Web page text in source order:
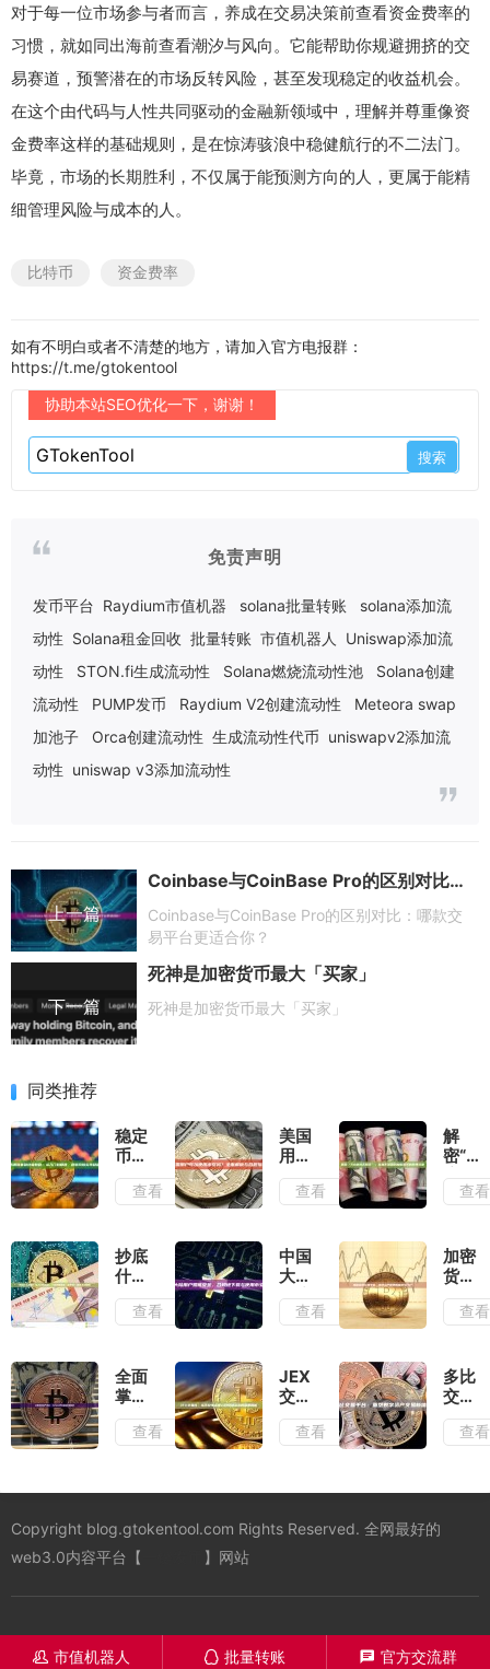
对于每一位市场参与者而言，养成在交易决策前查看资金费率的
习惯，就如同出海前查看潮汐与风向。它能帮助你规避拥挤的交
易赛道，预警潜在的市场反转风险，甚至发现稳定的收益机会。
在这个由代码与人性共同驱动的金融新领域中，理解并尊重像资
金费率这样的基础规则，是在惊涛骇浪中稳健航行的不二法门。
毕竟，市场的长期胜利，不仅属于能预测方向的人，更属于能精
细管理风险与成本的人。
比特币 资金费率
如有不明白或者不清楚的地方，请加入官方电报群：
https://t.me/gtokentool
协助本站SEO优化一下，谢谢！
免责声明
发币平台 Raydium市值机器 solana批量转账
solana添加流
动性 Solana租金回收 批量转账 市值机器人
Uniswap添加流
动性
STON.fi生成流动性 Solana燃烧流动性池
Solana创建
流动性
PUMP发币 Raydium V2创建流动性
Meteora swap
加池子
Orca创建流动性 生成流动性代币 uniswapv2添加流
动性 uniswap v3添加流动性
上一篇
Coinbase与CoinBase Pro的区别对比：哪款交易平台更适合你？
Coinbase与CoinBase Pro的区别对比：哪款交
易平台更适合你？
下一篇
死神是加密货币最大「买家」
死神是加密货币最大「买家」
同类推荐
稳定
币搬
砖套
利终
从入
门到
通，
规避
实现
稳定
收益
查看
美国
用户
可以
使用
全面
解析
与合
规指
南
查看
解
密“50
度灰
无限
影迷
思到
货币
的跨
想
查看
抄底
什么
意
思？
精
通，
一文
读懂
市
便
艺术
与风
险
查看
中国
大陆
用户
如何
合规
地下
使用
币安
查看
加密
货币
兑换
资产
世界
纽与
门户
查看
全面
掌握
资产
钱包
终极
指南
查看
JEX
交易
所：
从币
儿到
落幕
析
查看
多比
交易
平
台：
资产
查看
Copyright blog.gtokentool.com Rights Reserved. 全网最好的
web3.0内容平台【
】网站
󦋱 市值机器人 󦊱 批量转账 󦍁 官方交流群